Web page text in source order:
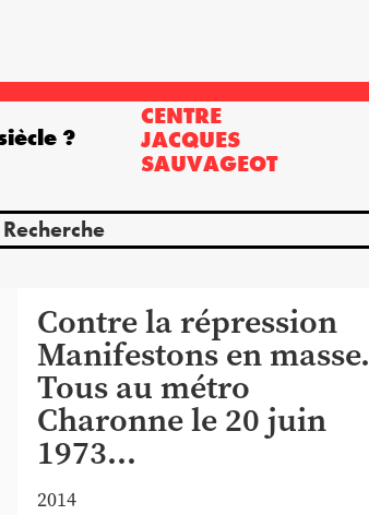
CENTRE
JACQUES
SAUVAGEOT
Recherche
?
Contre la répression
Manifestons en masse.
Tous au métro
Charonne le 20 juin
1973…
2014